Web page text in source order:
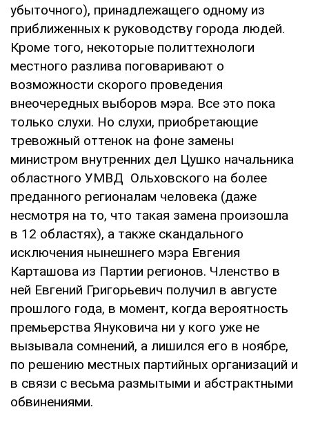
убыточного), принадлежащего одному из
приближенных к руководству города людей.
Кроме того, некоторые политтехнологи
местного разлива поговаривают о
возможности скорого проведения
внеочередных выборов мэра. Все это пока
только слухи. Но слухи, приобретающие
тревожный оттенок на фоне замены
министром внутренних дел Цушко начальника
областного УМВД Ольховского на более
преданного регионалам человека (даже
несмотря на то, что такая замена произошла
в 12 областях), а также скандального
исключения нынешнего мэра Евгения
Карташова из Партии регионов. Членство в
ней Евгений Григорьевич получил в августе
прошлого года, в момент, когда вероятность
премьерства Януковича ни у кого уже не
вызывала сомнений, а лишился его в ноябре,
по решению местных партийных организаций и
в связи с весьма размытыми и абстрактными
обвинениями.